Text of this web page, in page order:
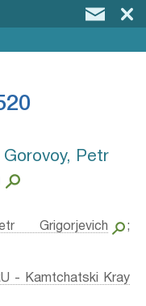
Petr
Grigorjevich
;
- Kamtchatski Kray